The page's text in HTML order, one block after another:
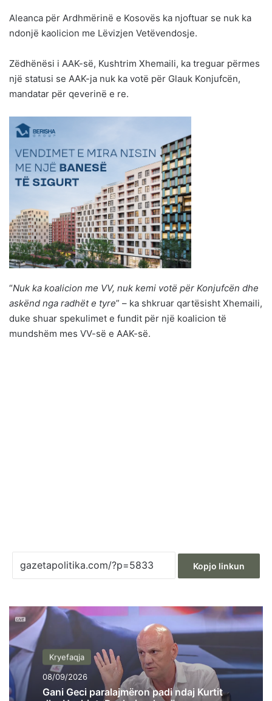
Aleanca për Ardhmërinë e Kosovës ka njoftuar se nuk ka
ndonjë kaolicion me Lëvizjen Vetëvendosje.
Zëdhënësi i AAK-së, Kushtrim Xhemaili, ka treguar përmes
një statusi se AAK-ja nuk ka votë për Glauk Konjufcën,
mandatar për qeverinë e re.
“Nuk ka koalicion me VV, nuk kemi votë për Konjufcën dhe
askënd nga radhët e tyre” – ka shkruar qartësisht Xhemaili,
duke shuar spekulimet e fundit për një koalicion të
mundshëm mes VV-së e AAK-së.
Kopjo linkun
Kryefaqja
08/09/2026
Gani Geci paralajmëron padi ndaj Kurtit